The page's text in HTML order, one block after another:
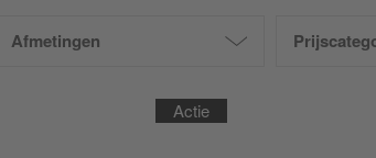
Afmetingen
Actie